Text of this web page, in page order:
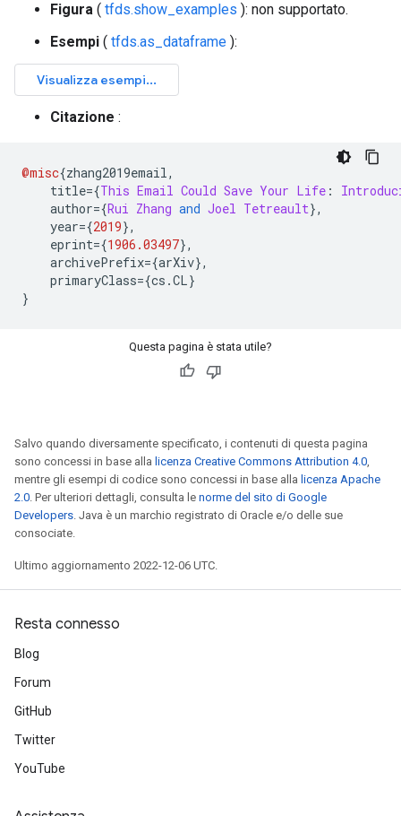
Figura ( tfds.show_examples ): non supportato.
Esempi ( tfds.as_dataframe ):
Citazione :
@misc{zhang2019email,
title={This Email Could Save Your Life :
author={Rui Zhang and Joel Tetreault},
year={2019},
eprint={1906.03497},
archivePrefix={arXiv},
primaryClass={cs .CL}
}
Questa pagina è stata utile?
Salvo quando diversamente specificato, i contenuti di questa pagina
sono concessi in base alla licenza Creative Commons Attribution 4.0,
mentre gli esempi di codice sono concessi in base alla licenza Apache
2.0. Per ulteriori dettagli, consulta le norme del sito di Google
Developers. Java è un marchio registrato di Oracle e/o delle sue
consociate.
Ultimo aggiornamento 2022-12-06 UTC.
Resta connesso
Blog
Forum
GitHub
Twitter
YouTube